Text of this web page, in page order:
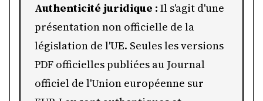
Authenticité juridique : Il s'agit d'une
présentation non officielle de la
législation de l'UE. Seules les versions
PDF officielles publiées au Journal
officiel de l'Union européenne sur